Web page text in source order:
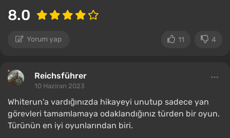
8.0
Yorum yap 11 4
Reichsführer
10 Haziran 2023
Whiterun'a vardığınızda hikayeyi unutup sadece yan
görevleri tamamlamaya odaklandığınız türden bir oyun.
Türünün en iyi oyunlarından biri.